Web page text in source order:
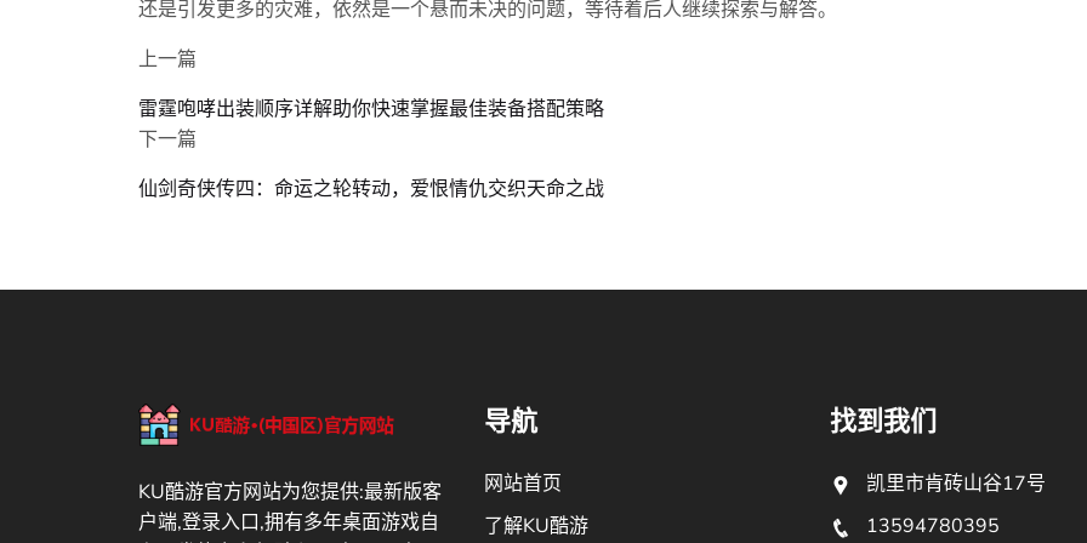
还是引发更多的灾难，依然是一个悬而未决的问题，等待着后人继续探索与解答。
上一篇
雷霆咆哮出装顺序详解助你快速掌握最佳装备搭配策略
下一篇
仙剑奇侠传四：命运之轮转动，爱恨情仇交织天命之战
KU酷游官方网站为您提供:最新版客
户端,登录入口,拥有多年桌面游戏自
导航
网站首页
了解KU酷游
找到我们
凯里市肯砖山谷17号
13594780395